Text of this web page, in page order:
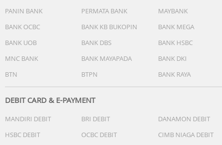
PANIN BANK
PERMATA BANK
MAYBANK
BANK OCBC
BANK KB BUKOPIN
BANK MEGA
BANK UOB
BANK DBS
BANK HSBC
MNC BANK
BANK MAYAPADA
BANK DKI
BTN
BTPN BANK RAYA
DEBIT CARD & E-PAYMENT
MANDIRI DEBIT BRI DEBIT
DANAMON DEBIT
HSBC DEBIT
OCBC DEBIT
CIMB NIAGA DEBIT